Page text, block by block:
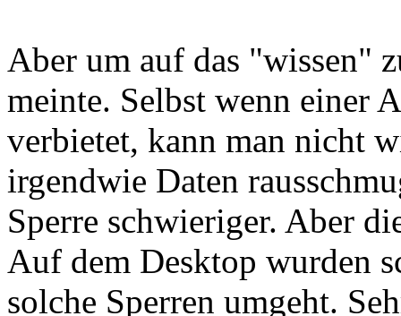
Aber um auf das "wissen"
meinte. Selbst wenn einer
verbietet, kann man nicht
irgendwie Daten
Sperre schwieriger. Aber
Auf dem Desktop wurden
solche Sperren umgeht.